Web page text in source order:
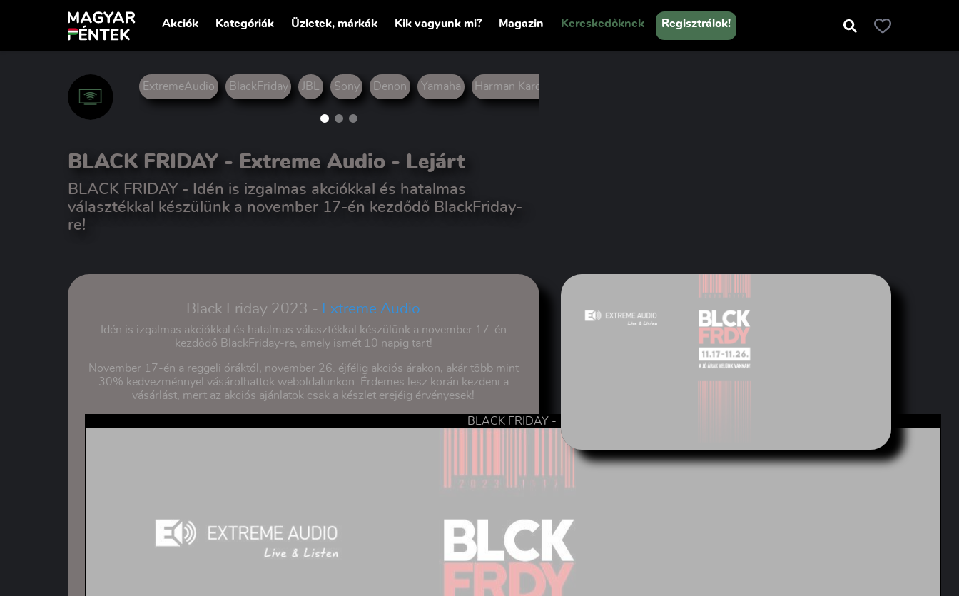
Akciók Kategóriák Üzletek, márkák Kik vagyunk mi? Magazin Kereskedőknek Regisztrálok!
ExtremeAudio BlackFriday JBL Sony Denon Yamaha Harman Kardon
BLACK FRIDAY - Extreme Audio - Lejárt
BLACK FRIDAY - Idén is izgalmas akciókkal és hatalmas
választékkal készülünk a november 17-én kezdődő BlackFriday-
re!
Black Friday 2023 - Extreme Audio
Idén is izgalmas akciókkal és hatalmas választékkal készülünk a november 17-én
kezdődő BlackFriday-re, amely ismét 10 napig tart!
November 17-én a reggeli óráktól, november 26. éjfélig akciós árakon, akár több mint
30% kedvezménnyel vásárolhattok weboldalunkon. Érdemes lesz korán kezdeni a
vásárlást, mert az akciós ajánlatok csak a készlet erejéig érvényesek!
BLACK FRIDAY -